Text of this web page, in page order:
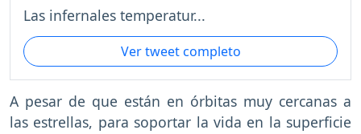
Las infernales temperatur...
Ver tweet completo
A pesar de que están en órbitas muy cercanas a
las estrellas, para soportar la vida en la superficie